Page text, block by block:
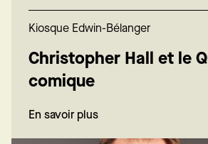
Kiosque Edwin-Bélanger
Christopher Hall et le
comique
En savoir plus